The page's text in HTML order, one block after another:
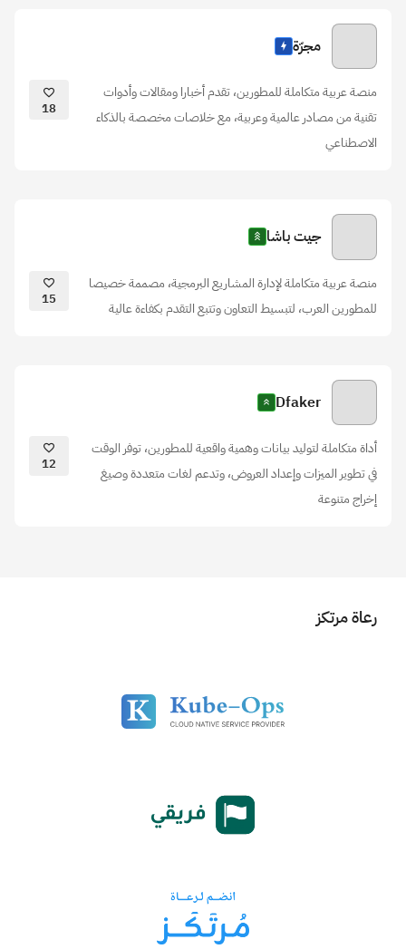
مجرّة
منصة عربية متكاملة للمطورين، تقدم أخبارا ومقالات وأدوات
تقنية من مصادر عالمية وعربية، مع خلاصات مخصصة بالذكاء
الاصطناعي
18
جيت باشا
منصة عربية متكاملة لإدارة المشاريع البرمجية، مصممة خصيصا
للمطورين العرب، لتبسيط التعاون وتتبع التقدم بكفاءة عالية
15
Dfaker
أداة متكاملة لتوليد بيانات وهمية واقعية للمطورين، توفر الوقت
في تطوير الميزات وإعداد العروض، وتدعم لغات متعددة وصيغ
إخراج متنوعة
12
رعاة مرتكز